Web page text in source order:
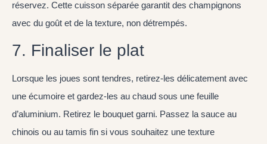
réservez. Cette cuisson séparée garantit des champignons
avec du goût et de la texture, non détrempés.
7. Finaliser le plat
Lorsque les joues sont tendres, retirez-les délicatement avec
une écumoire et gardez-les au chaud sous une feuille
d’aluminium. Retirez le bouquet garni. Passez la sauce au
chinois ou au tamis fin si vous souhaitez une texture